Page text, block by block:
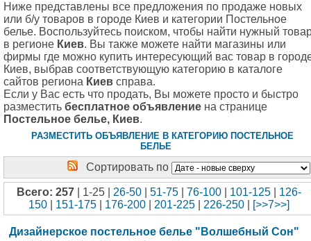
Ниже представлены все предложения по продаже новых
или б/у товаров в городе Киев и категории Постельное
белье. Воспользуйтесь поиском, чтобы найти нужный
в регионе Киев. Вы также можете найти магазины или
фирмы где можно купить интересующий вас товар в
Киев, выбрав соответствующую категорию в каталоге
сайтов региона Киев справа.
Если у Вас есть что продать, Вы можете просто и быстро
разместить бесплатное объявление на странице
Постельное белье, Киев.
РАЗМЕСТИТЬ ОБЪЯВЛЕНИЕ В КАТЕГОРИЮ ПОСТЕЛЬНОЕ
БЕЛЬЕ
Сортировать по
Всего: 257 | 1-25 | 26-50 51-75 76-100 101-125
126-
150
151-175 176-200 201-225 226-250 [>>7>>]
Дизайнерское постельное белье "Волшебный Сон"